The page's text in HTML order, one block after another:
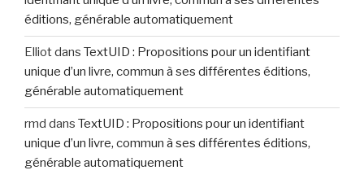
éditions, générable automatiquement
Elliotdans TextUID : Propositions pour un identifiant
unique d’un livre, commun à ses différentes éditions,
générable automatiquement
rmd dans TextUID : Propositions pour un identifiant
unique d’un livre, commun à ses différentes éditions,
générable automatiquement